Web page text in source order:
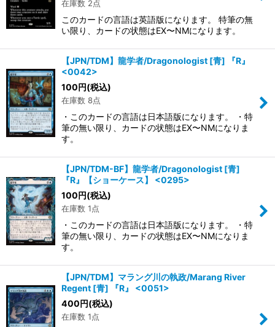
在庫数 2点
このカードの言語は英語版になります。 特筆の無
い限り、カードの状態はEX〜NMになります。
【JPN/TDM】龍学者/Dragonologist [青] 『R』
<0042>
100円(税込)
在庫数 8点
・このカードの言語は日本語版になります。 ・特
筆の無い限り、カードの状態はEX〜NMになりま
す。
【JPN/TDM-BF】龍学者/Dragonologist [青]
『R』【ショーケース】 <0295>
100円(税込)
在庫数 1点
・このカードの言語は日本語版になります。 ・特
筆の無い限り、カードの状態はEX〜NMになりま
す。
【JPN/TDM】マラング川の執政/Marang River
Regent [青] 『R』 <0051>
400円(税込)
在庫数 1点